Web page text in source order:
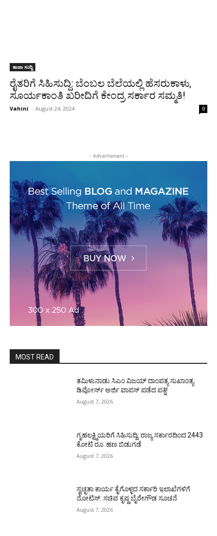
ತಾಜಾ ಸುದ್ದಿ
ರೈತರಿಗೆ ಸಿಹಿಸುದ್ದಿ: ಬೆಂಬಲ ಬೆಲೆಯಲ್ಲಿ ಹೆಸರುಕಾಳು,
ಸೂರ್ಯಕಾಂತಿ ಖರೀದಿಗೆ ಕೇಂದ್ರ ಸರ್ಕಾರ ಸಮ್ಮತಿ!
Vahini - August 24, 2024 0
- Advertisment -
MOST READ
ತಮಿಳುನಾಡು ಸಿಎಂ ವಿಜಯ್‌ ದಾಂಪತ್ಯ ಸುಖಾಂತ್ಯ:
ಡಿವೋರ್ಸ್‌ ಅರ್ಜಿ ವಾಪಸ್‌ ಪಡೆದ ಪತ್ನಿ!
August 7, 2026
ಗೃಹಲಕ್ಷ್ಮಿಯರಿಗೆ ಸಿಹಿಸುದ್ದಿ: ರಾಜ್ಯ ಸರ್ಕಾರದಿಂದ 2443
ಕೋಟಿ ರೂ. ಹಣ ಬಿಡುಗಡೆ
August 7, 2026
ಸ್ವಚ್ಛತಾ ಕಾರ್ಯ ಕೈಗೊಳ್ಳದ ಸರ್ಕಾರಿ ಇಲಾಖೆಗಳಿಗೆ
ನೋಟಿಸ್: ಸಚಿವ ಕೃಷ್ಣ ಬೈರೇಗೌಡ ಸೂಚನೆ
August 7, 2026